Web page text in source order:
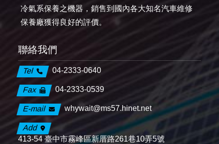
冷氣系保養之機器，銷售到國內各大知名汽車維修
保養廠獲得良好的評價。
聯絡我們
Tel 04-2333-0640
Fax 04-2333-0539
E-mail whywait@ms57.hinet.net
Add
413-54 臺中市霧峰區新厝路261巷10弄5號